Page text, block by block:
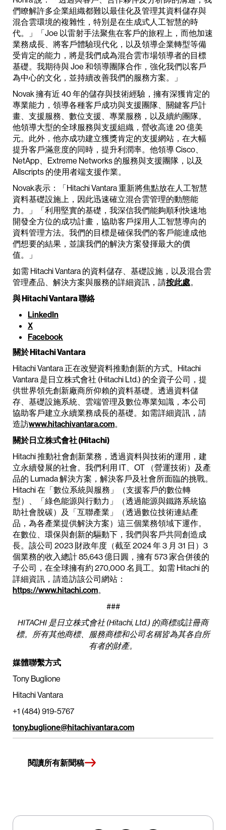
們瞭解許多企業組織都難以最佳化及管理其資料儲存與
混合雲環境的複雜性，特別是在生成式人工智慧的時
代。」「Joe 以雷射手法聚焦在客戶的旅程上，而他加速
業務成長、將客戶體驗現代化，以及領導企業轉型等備
受肯定的能力，將是我們成為混合雲市場領導者的目標
基礎。我期待與 Joe 和領導團隊合作，強化我們以客戶
為中心的文化，並持續改善我們的服務方案。」
Novak 擁有近 40 年的儲存與技術經驗，擁有深獲肯定的
專業能力，領導各種客戶成功與支援團隊、關鍵客戶計
畫、支援服務、數位支援、專業服務，以及續約團隊。
他領導大型的全球服務與支援組織，營收高達 20 億美
元。此外，他亦成功建立獲獎肯定的支援網站，在大幅
提升客戶滿意度的同時，提升利潤率。他領導 Cisco、
NetApp、Extreme Networks 的服務與支援團隊，以及
Allscripts 的使用者端支援作業。
Novak表示：「Hitachi Vantara 重新將焦點放在人工智慧
資料基礎設施上，因此迅速確立混合雲管理的動態能
力。」「利用堅實的基礎，我深信我們能夠順利快速地
開發全方位的成功計畫，協助客戶採用人工智慧導向的
資料管理方法。我們的目標是確保我們的客戶能達成他
們想要的結果，並讓我們的解決方案發揮最大的價
值。」
如需 Hitachi Vantara 的資料儲存、基礎設施，以及混合雲
管理產品、解決方案與服務的詳細資訊，請按此處。
與 Hitachi Vantara 聯絡
LinkedIn
X
Facebook
關於 Hitachi Vantara
Hitachi Vantara 正在改變資料推動創新的方式。Hitachi
Vantara 是日立株式會社 (Hitachi Ltd.) 的全資子公司，提
供世界領先創新廠商所仰賴的資料基礎。透過資料儲
存、基礎設施系統、雲端管理及數位專業知識，本公司
協助客戶建立永續業務成長的基礎。如需詳細資訊，請
造訪www.hitachivantara.com。
關於日立株式會社 (Hitachi)
Hitachi 推動社會創新業務，透過資料與技術的運用，建
立永續發展的社會。我們利用 IT、OT （營運技術）及產
品的 Lumada 解決方案，解決客戶及社會所面臨的挑戰。
Hitachi 在「數位系統與服務」（支援客戶的數位轉
型）、「綠色能源與行動力」（透過能源與鐵路系統協
助社會脫碳）及「互聯產業」（透過數位技術連結產
品，為各產業提供解決方案）這三個業務領域下運作。
在數位、環保與創新的驅動下，我們與客戶共同創造成
長。該公司 2023 財政年度（截至 2024 年 3 月 31 日）3
個業務的收入總計 85,643 億日圓，擁有 573 家合併後的
子公司，在全球擁有約 270,000 名員工。如需 Hitachi 的
詳細資訊，請造訪該公司網站：
https://www.hitachi.com。
###
HITACHI 是日立株式會社 (Hitachi, Ltd.) 的商標或註冊商
標。所有其他商標、服務商標和公司名稱皆為其各自所
有者的財產。
媒體聯繫方式
Tony Buglione
Hitachi Vantara
+1 (484) 919-5767
tony.buglione@hitachivantara.com
閱讀所有新聞稿